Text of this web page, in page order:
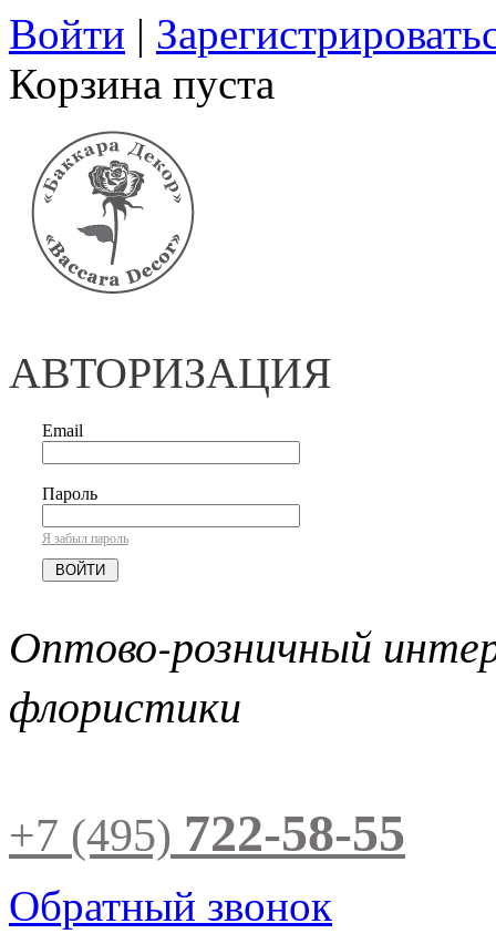
Войти |
Корзина пуста
АВТОРИЗАЦИЯ
Email
Пароль
Я забыл пароль
Оптово-розничный
флористики
+7 (495) 722-58-55
Обратный звонок